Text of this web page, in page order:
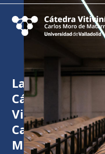
La
Cátedra
Vitivinícola
Carlos
Moro